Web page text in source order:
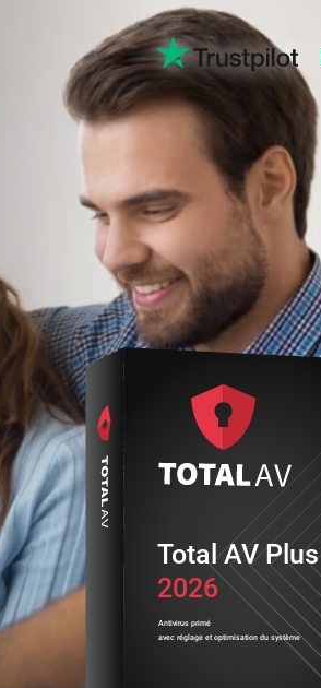
2026
Antivirus primé
avec réglage et optimisation du système
Total AV Plus